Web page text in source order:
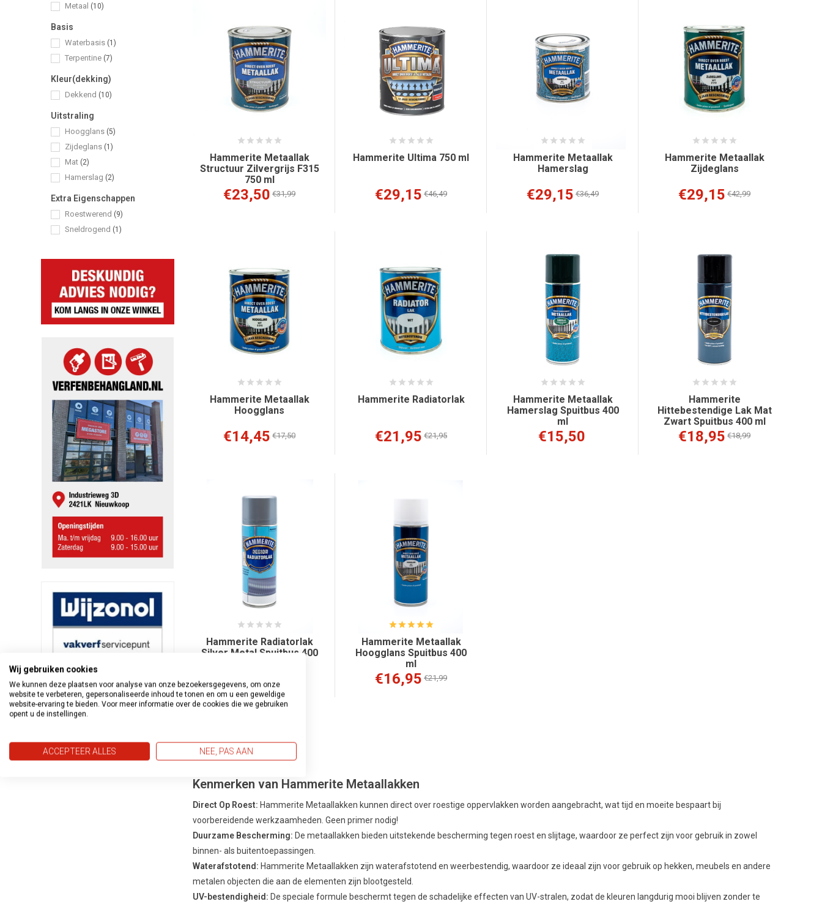
Metaal (10)
Basis
Waterbasis (1)
Terpentine (7)
Kleur(dekking)
Dekkend (10)
Uitstraling
Hoogglans (5)
Zijdeglans (1)
Mat (2)
Hamerslag (2)
Extra Eigenschappen
Roestwerend (9)
Sneldrogend (1)
Hammerite Metaallak
Structuur Zilvergrijs F315
750 ml
€23,50 €31,99
Hammerite Ultima 750 ml
€29,15 €46,49
Hammerite Metaallak
Hamerslag
€29,15 €36,49
Hammerite Metaallak
Zijdeglans
€29,15 €42,99
Hammerite Metaallak
Hoogglans
€14,45 €17,50
Hammerite Radiatorlak
€21,95 €21,95
Hammerite Metaallak
Hamerslag Spuitbus 400
ml
€15,50
Hammerite
Hittebestendige Lak Mat
Zwart Spuitbus 400 ml
€18,95 €18,99
Hammerite Radiatorlak
Silver Metal Spuitbus 400
€14,95
Hammerite Metaallak
Hoogglans Spuitbus 400
ml
€16,95 €21,99
Kenmerken van Hammerite Metaallakken
Direct Op Roest: Hammerite Metaallakken kunnen direct over roestige oppervlakken worden aangebracht, wat tijd en moeite bespaart bij
voorbereidende werkzaamheden. Geen primer nodig!
Duurzame Bescherming: De metaallakken bieden uitstekende bescherming tegen roest en slijtage, waardoor ze perfect zijn voor gebruik in zowel
binnen- als buitentoepassingen.
Waterafstotend: Hammerite Metaallakken zijn waterafstotend en weerbestendig, waardoor ze ideaal zijn voor gebruik op hekken, meubels en andere
metalen objecten die aan de elementen zijn blootgesteld.
UV-bestendigheid: De speciale formule beschermt tegen de schadelijke effecten van UV-stralen, zodat de kleuren langdurig mooi blijven zonder te
Wij gebruiken cookies
We kunnen deze plaatsen voor analyse van onze bezoekersgegevens, om onze
website te verbeteren, gepersonaliseerde inhoud te tonen en om u een geweldige
website-ervaring te bieden. Voor meer informatie over de cookies die we gebruiken
opent u de instellingen.
ACCEPTEER ALLES NEE, PAS AAN